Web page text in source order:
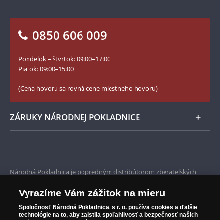
Numizmatické novinky
Blog Pokladnica mincí
Facebook Národnej Pokladnice
YouTube Národnej Pokladnice
0850 606 009
Pondelok – štvrtok: 09:00–17:00
Piatok: 09:00–15:00
(Cena hovoru sa rovná cene miestneho hovoru)
ZÁRUKY NÁRODNEJ POKLADNICE
Iba originálne produkty
Národná Pokladnica je popredným distribútorom zberateľských
od roku 2010.
Národná Pokladnica je oficiálnym distribútorom numizmatických
emisií z viac ako 50 krajín, vrátane známych mincovní a emitentov
ako je Britská kráľovská mincovňa, Kráľovská kanadská mincovňa,
Vyrazíme Vám zážitok na mieru
Spoločnosť Národná Pokladnica, s r. o. používa cookies a ďalšie
technológie na to, aby zaistila spoľahlivosť a bezpečnosť našich